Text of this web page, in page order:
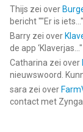
Thijs zei over
bericht ""Er is iets... "
Barry zei over
de app ‘Klaverjas... "
Catharina zei over
nieuwswoord.
sara zei over
contact met Zynga